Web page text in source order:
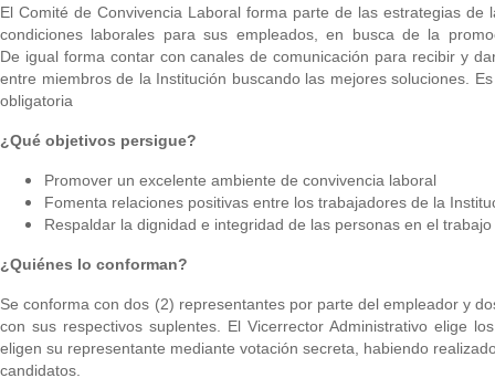
El Comité de Convivencia Laboral forma parte de las estrategias de
condiciones laborales para sus empleados, en busca de la
De igual forma contar con canales de comunicación para recibir y
entre miembros de la Institución buscando las mejores soluciones.
obligatoria
¿Qué objetivos persigue?
Promover un excelente ambiente de convivencia laboral
Fomenta relaciones positivas entre los trabajadores de la
Respaldar la dignidad e integridad de las personas en el trabajo
¿Quiénes lo conforman?
Se conforma con dos (2) representantes por parte del empleador y
con sus respectivos suplentes. El Vicerrector Administrativo elige
eligen su representante mediante votación secreta, habiendo
candidatos.